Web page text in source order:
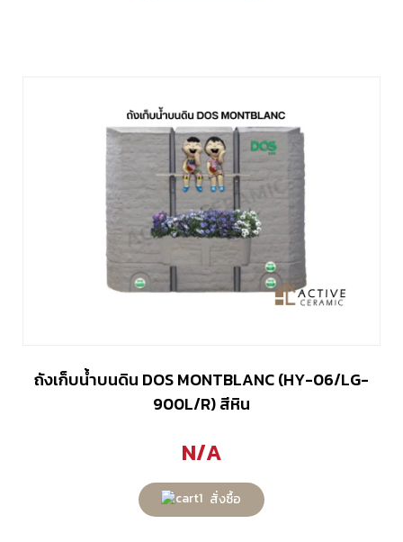
ถังเก็บน้ำบนดิน DOS MONTBLANC (HY-06/LG-
900L/R) สีหิน
N/A
สั่งซื้อ